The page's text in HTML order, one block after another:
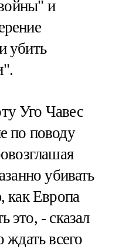
и
убить
Уго Чавес
по поводу
убивать
как Европа
это, - сказал
всего